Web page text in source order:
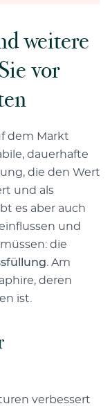
weitere
vor
dem Markt
dauerhafte
die den Wert
und als
es aber auch
und
die
. Am
deren
ist.
verbessert